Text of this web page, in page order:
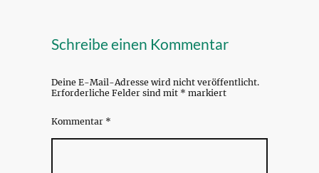
Schreibe einen Kommentar
Deine E-Mail-Adresse wird nicht veröffentlicht.
Erforderliche Felder sind mit * markiert
Kommentar *